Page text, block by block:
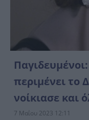
περιμένει το
νοίκιασε και
7 Μαΐου 2023 12:11